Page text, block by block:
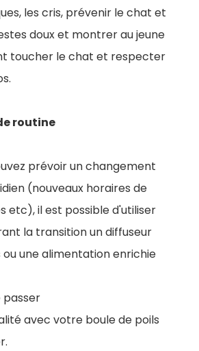
les cris, prévenir le chat et
doux et montrer au jeune
toucher le chat et respecter
routine
prévoir un changement
(nouveaux horaires de
etc), il est possible d'utiliser
la transition un diffuseur
une alimentation enrichie
passer
avec votre boule de poils